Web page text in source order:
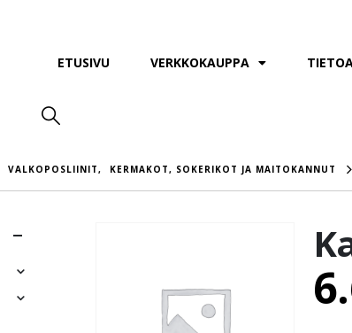
ETUSIVU VERKKOKAUPPA
VALKOPOSLIINIT, KERMAKOT, SOKERIKOT JA MAITOKANNUT